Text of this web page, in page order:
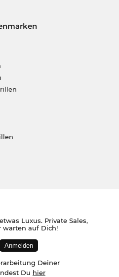
Luxus. Private Sales,
warten auf Dich!
Deiner
Du hier